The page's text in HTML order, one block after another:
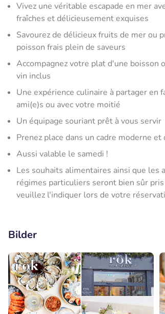
Vivez une véritable escapade en mer
fraîches et délicieusement exquises
Savourez de délicieux fruits de mer ou
poisson frais plein de saveurs
Accompagnez votre plat d'une boisson
vin inclus
Une expérience culinaire à partager en
ami(e)s ou avec votre moitié
Un équipage souriant prêt à vous servir
Prenez place dans un cadre moderne et
Aussi valable le samedi !
Les souhaits alimentaires ainsi que les
régimes particuliers seront bien sûr
veuillez l'indiquer lors de votre
Bilder